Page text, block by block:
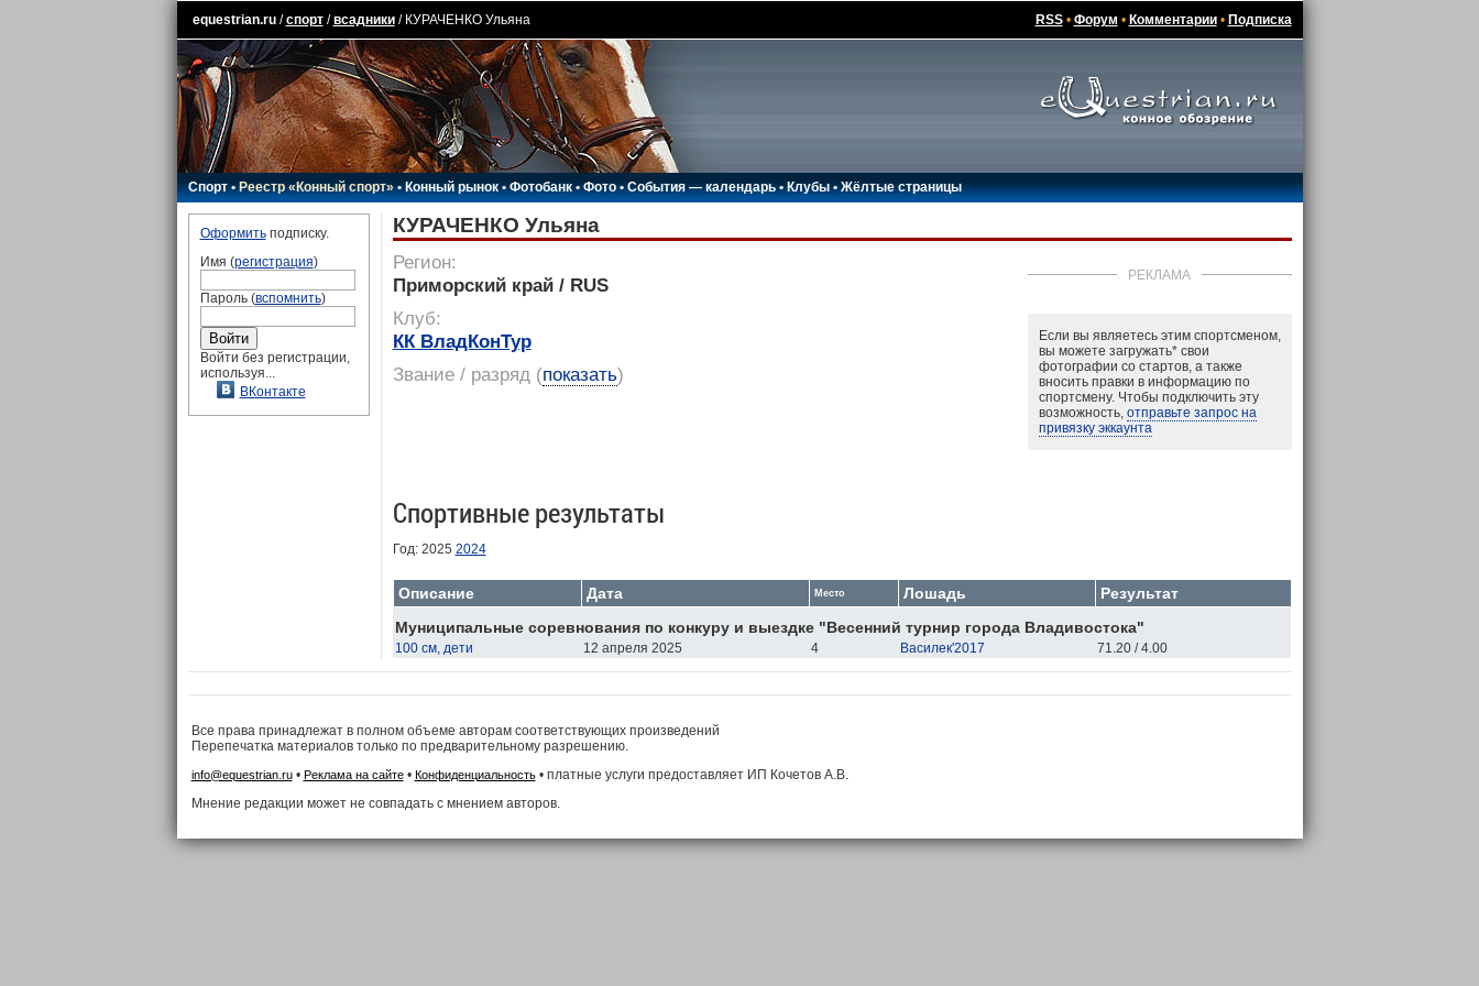
equestrian.ru/спорт/всадники/ КУРАЧЕНКО Ульяна RSS• Форум • Комментарии• Подписка
Спорт•Реестр «Конный спорт»•Конный рынок•Фотобанк •Фото•События — календарь•Клубы •Жёлтые страницы
Оформитьподписку.
Имя (регистрация)
Пароль (вспомнить)
Войти без регистрации,
используя...
ВКонтакте
КУРАЧЕНКО Ульяна
РЕКЛАМА
Если вы являетесь этим спортсменом,
вы можете загружать*свои
фотографии со стартов, а также
вносить правки в информацию по
спортсмену. Чтобы подключить эту
возможность, отправьте запрос на
привязку эккаунта
Регион:
Приморский край / RUS
Клуб:
КК ВладКонТур
Звание / разряд(показать)
Спортивные результаты
Год: 2025 2024
Описание Дата Место Лошадь
Результат
Муниципальные соревнования по конкуру и выездке "Весенний турнир города Владивостока"
100 см, дети 12 апреля 2025 4 Василек'2017 71.20 / 4.00
Все права принадлежат в полном объеме авторам соответствующих произведений
Перепечатка материалов только по предварительному разрешению.
info@equestrian.ru• Реклама на сайте• Конфиденциальность• платные услуги предоставляет ИП Кочетов А.В.
Мнение редакции может не совпадать с мнением авторов.